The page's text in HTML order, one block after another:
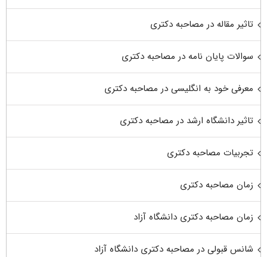
تاثیر مقاله در مصاحبه دکتری
سوالات پایان نامه در مصاحبه دکتری
معرفی خود به انگلیسی در مصاحبه دکتری
تاثیر دانشگاه ارشد در مصاحبه دکتری
تجربیات مصاحبه دکتری
زمان مصاحبه دکتری
زمان مصاحبه دکتری دانشگاه آزاد
شانس قبولی در مصاحبه دکتری دانشگاه آزاد